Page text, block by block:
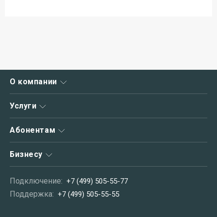
О компании
О нас
Новости
Акции
Зона охвата
Вакансии
Контакты
Услуги
Интернет
Интернет+ТВ
Телевидение
Телефония
Домофон
Дополнительные услуги
Абонентам
Личный кабинет
Способы оплаты
Частые вопросы
Обратная связь
Бизнесу
Услуги связи для бизнеса
Корпоративным клиентам
Подключение: +7 (499) 505-55-77
Поддержка: +7 (499) 505-55-55